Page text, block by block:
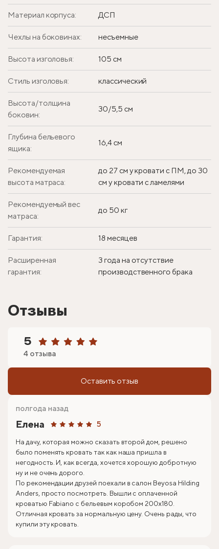
Материал корпуса: ДСП
Чехлы на боковинах: несъемные
Высота изголовья: 105 см
Стиль изголовья: классический
Высота/толщина
боковин:
30/5,5 см
Глубина бельевого
ящика:
16,4 см
Рекомендуемая
высота матраса:
до 27 см у кровати с ПМ, до 30
см у кровати с ламелями
Рекомендуемый вес
матраса:
до 50 кг
Гарантия: 18 месяцев
Расширенная
гарантия:
3 года на отсутствие
производственного брака
Отзывы
5
4 отзыва
Оставить отзыв
Елена 5
полгода назад
На дачу, которая можно сказать второй дом, решено
было поменять кровать так как наша пришла в
негодность. И, как всегда, хочется хорошую добротную
ну и не очень дорого.
По рекомендации друзей поехали в салон Beyosa Hilding
Anders, просто посмотреть. Вышли с оплаченной
кроватью Fabiano с бельевым коробом 200х180.
Отличная кровать за нормальную цену. Очень рады, что
купили эту кровать.